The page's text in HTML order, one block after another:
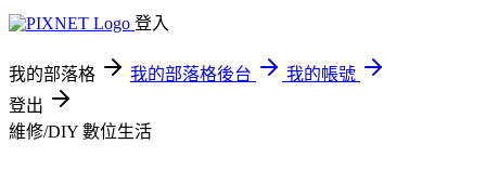
登入
我的部落格 我的部落格後台
我的帳號
登出
維修/DIY 數位生活